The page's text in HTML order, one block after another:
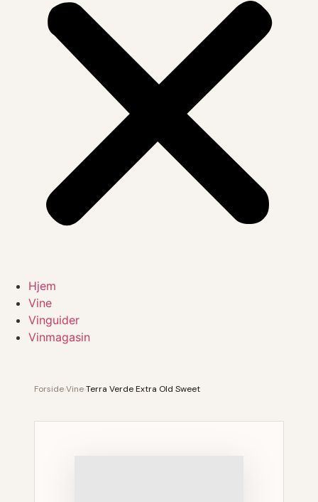
Hjem
Vine
Vinguider
Vinmagasin
ForsideVineTerra Verde Extra Old Sweet